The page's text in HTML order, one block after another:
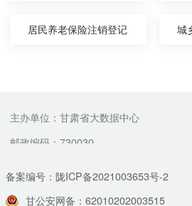
居民养老保险注销登记
主办单位：甘肃省大数据中心
邮政编码：730030
备案编号：陇ICP备2021003653号-2
甘公安网备：62010202003515